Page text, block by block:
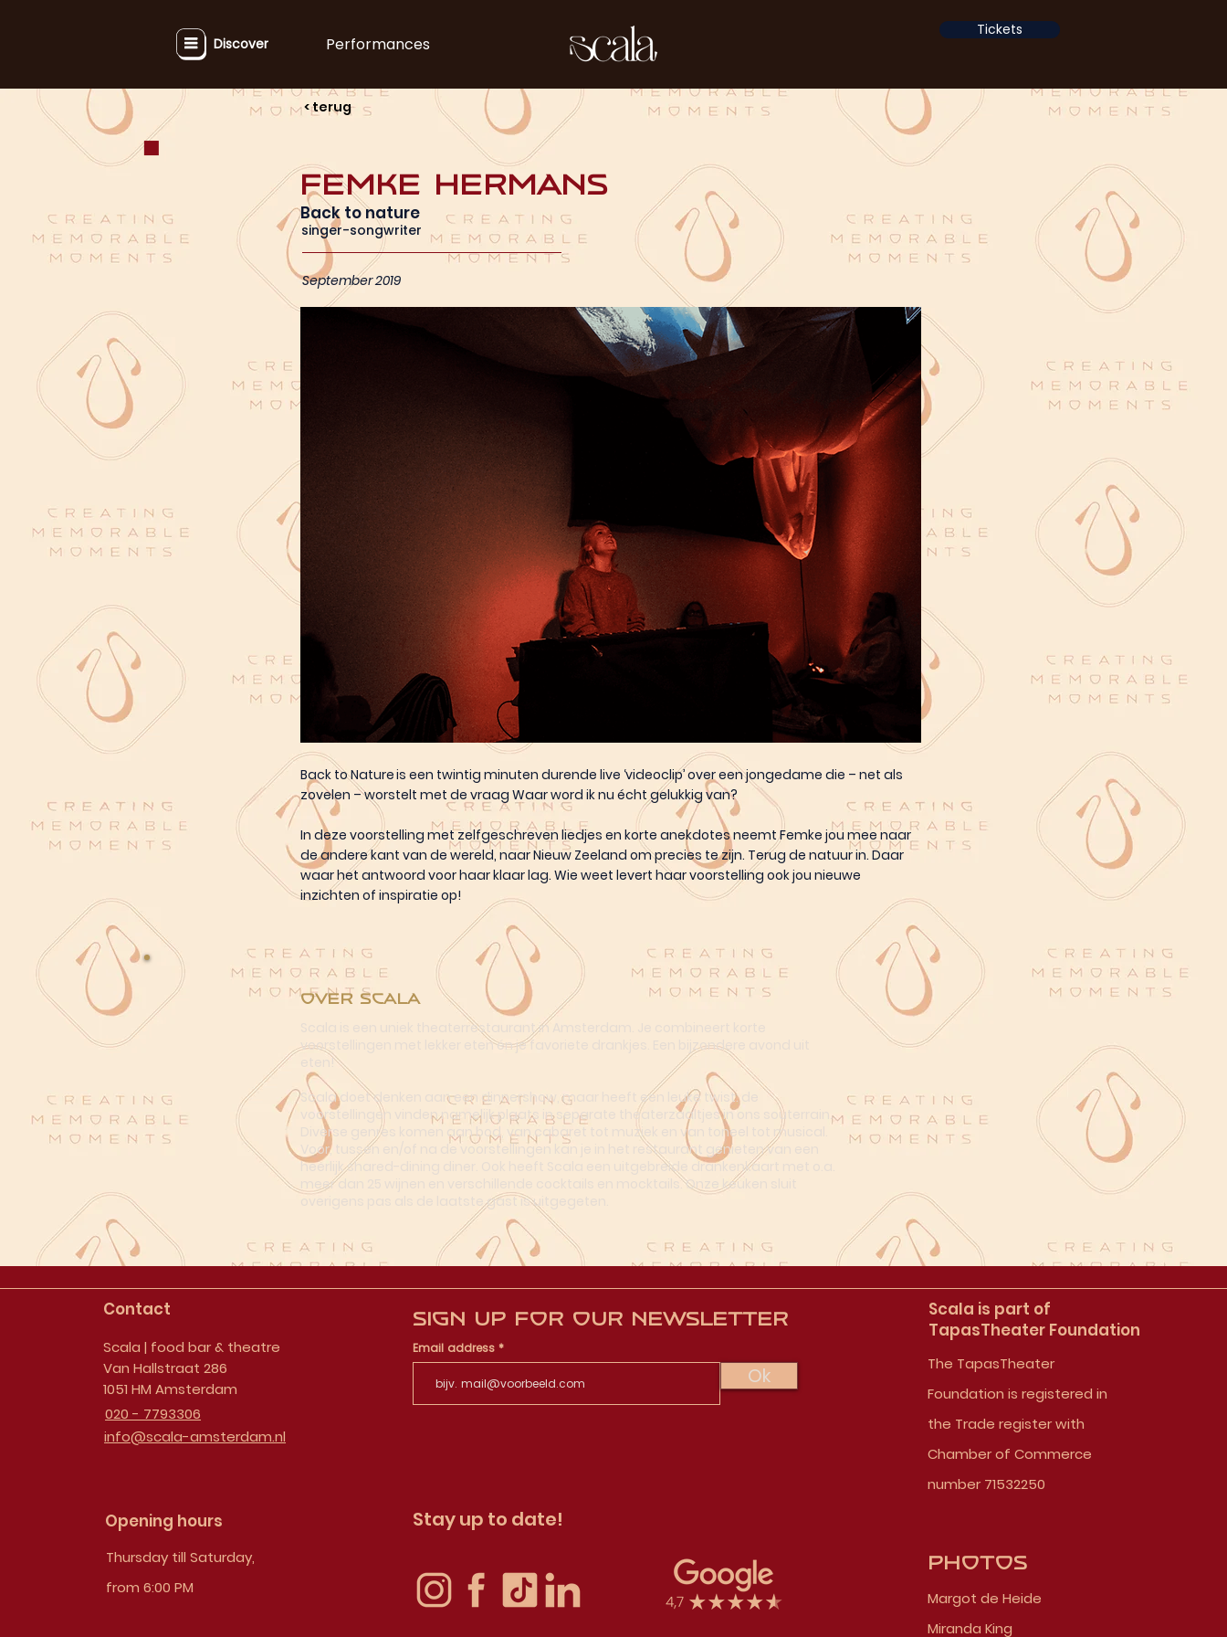
Discover Performances
Tickets
< terug
singer-songwriter
Femke Hermans
Back to nature
September 2019
Back to Nature is een twintig minuten durende live ‘videoclip’ over een jongedame die – net als
zovelen – worstelt met de vraag Waar word ik nu écht gelukkig van?
In deze voorstelling met zelfgeschreven liedjes en korte anekdotes neemt Femke jou mee naar
de andere kant van de wereld, naar Nieuw Zeeland om precies te zijn. Terug de natuur in. Daar
waar het antwoord voor haar klaar lag. Wie weet levert haar voorstelling ook jou nieuwe
inzichten of inspiratie op!
Over Scala
Scala is een uniek theaterrestaurant in Amsterdam. Je combineert korte
voorstellingen met lekker eten én je favoriete drankjes. Een bijzondere avond uit
eten!
Scala doet denken aan een dinnershow, maar heeft een leuke twist: de
voorstellingen vinden namelijk plaats in separate theaterzaaltjes in ons souterrain.
Diverse genres komen aan bod, van cabaret tot muziek en van toneel tot musical.
Voor, tussen en/of na de voorstellingen kan je in het restaurant genieten van een
heerlijk shared-dining diner. Ook heeft Scala een uitgebreide drankenkaart met o.a.
meer dan 25 wijnen en verschillende cocktails en mocktails. Onze keuken sluit
overigens pas als de laatste gast is uitgegeten.
Contact
Scala | food bar & theatre
Van Hallstraat 286
1051 HM Amsterdam
020 - 7793306
info@scala-amsterdam.nl
Opening hours
Thursday till Saturday,
from 6:00 PM
Sign up for our newsletter
Email address
Ok
Stay up to date!
Scala is part of
TapasTheater Foundation
The TapasTheater
Foundation is registered in
the Trade register with
Chamber of Commerce
number 71532250
Photos
Margot de Heide
Miranda King